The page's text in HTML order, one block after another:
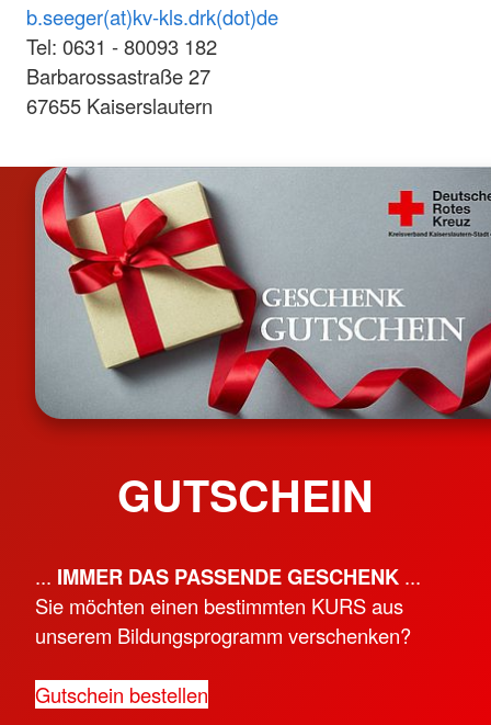
b.seeger(at)kv-kls.drk(dot)de
Tel: 0631 - 80093 182
Barbarossastraße 27
67655 Kaiserslautern
GUTSCHEIN
... IMMER DAS PASSENDE GESCHENK ...
Sie möchten einen bestimmten KURS aus
unserem Bildungsprogramm verschenken?
Gutschein bestellen